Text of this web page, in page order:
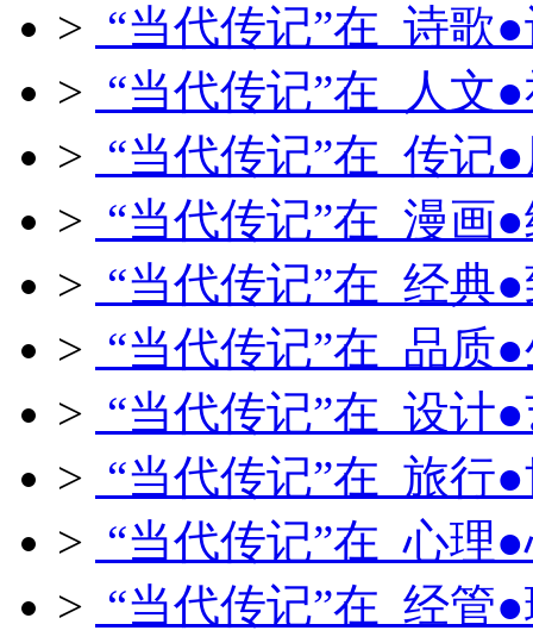
> “当代传记”在 诗歌
> “当代传记”在 人文
> “当代传记”在 传记
> “当代传记”在 漫画
> “当代传记”在 经典
> “当代传记”在 品质
> “当代传记”在 设计
> “当代传记”在 旅行
> “当代传记”在 心理
> “当代传记”在 经管